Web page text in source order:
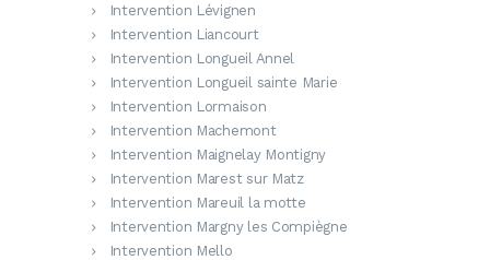
Intervention Lévignen
Intervention Liancourt
Intervention Longueil Annel
Intervention Longueil sainte Marie
Intervention Lormaison
Intervention Machemont
Intervention Maignelay Montigny
Intervention Marest sur Matz
Intervention Mareuil la motte
Intervention Margny les Compiègne
Intervention Mello